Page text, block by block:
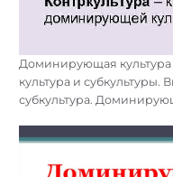
Доминирующая
культура и
субкультура.